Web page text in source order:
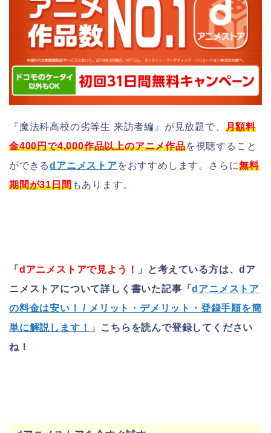
『魔法科高校の劣等生 来訪者編』が見放題で、 月額料
金400円で4,000作品以上のアニメ作品を視聴すること
ができるdアニメストアをおすすめします。さらに無料
期間が31日間もあります。
「 dアニメストアで見よう！
」と考えている方は、dア
ニメストアについて詳しく書いた記事「dアニメストア
の料金は安い！ / メリット・デメリット・登録手順を簡
単に解説します！
」こちらを読んで登録してください
ね！